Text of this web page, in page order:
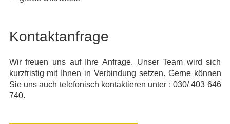
Kontaktanfrage
Wir freuen uns auf Ihre Anfrage. Unser Team wird sich
kurzfristig mit Ihnen in Verbindung setzen. Gerne können
Sie uns auch telefonisch kontaktieren unter : 030/ 403 646
740.